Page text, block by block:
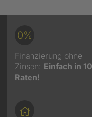
0%
Finanzierung ohne
Zinsen: Einfach in 10
Raten!